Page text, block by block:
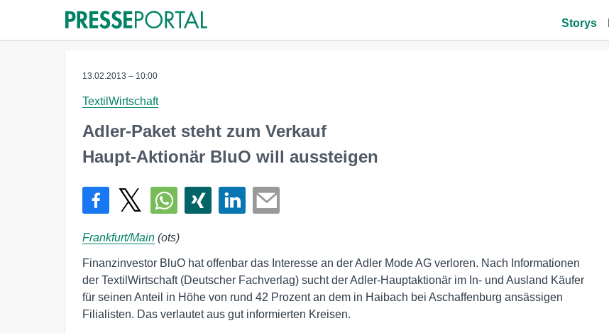
Storys
13.02.2013 – 10:00
TextilWirtschaft
Adler-Paket steht zum Verkauf
Haupt-Aktionär BluO will aussteigen
Frankfurt/Main (ots)
Finanzinvestor BluO hat offenbar das Interesse an der Adler Mode AG verloren. Nach Informationen
der TextilWirtschaft (Deutscher Fachverlag) sucht der Adler-Hauptaktionär im In- und Ausland Käufer
für seinen Anteil in Höhe von rund 42 Prozent an dem in Haibach bei Aschaffenburg ansässigen
Filialisten. Das verlautet aus gut informierten Kreisen.